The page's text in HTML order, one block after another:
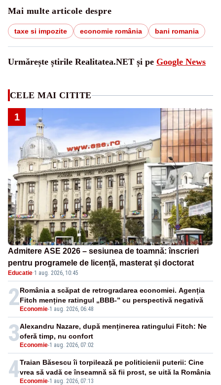
Mai multe articole despre
taxe si impozite economie românia bani romania
Urmărește știrile Realitatea.NET și pe Google News
CELE MAI CITITE
1
Admitere ASE 2026 – sesiunea de toamnă: înscrieri
pentru programele de licență, masterat și doctorat
Educatie·1 aug. 2026, 10:45
2Economie-1 aug. 2026, 06:48
România a scăpat de retrogradarea economiei. Agenția
Fitch menține ratingul „BBB-” cu perspectivă negativă
3Economie-1 aug. 2026, 07:02
Alexandru Nazare, după menținerea ratingului Fitch: Ne
oferă timp, nu confort
4Economie-1 aug. 2026, 07:13
Traian Băsescu îi torpilează pe politicienii puterii: Cine
vrea să vadă ce înseamnă să fii prost, se uită la România